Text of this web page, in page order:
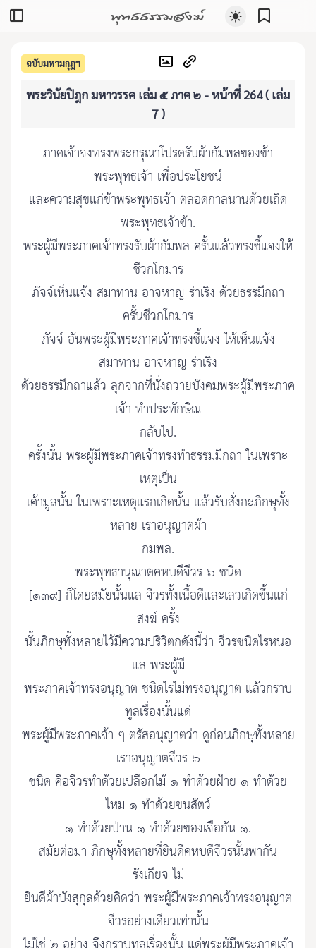
พุทธธรรมสงฆ์
ฉบับมหามกุฏฯ
พระวินัยปิฎก มหาวรรค เล่ม ๕ ภาค ๒ - หน้าที่ 264 ( เล่ม
7 )
ภาคเจ้าจงทรงพระกรุณาโปรดรับผ้ากัมพลของข้า
พระพุทธเจ้า เพื่อประโยชน์
และความสุขแก่ข้าพระพุทธเจ้า ตลอดกาลนานด้วยเถิด
พระพุทธเจ้าข้า.
พระผู้มีพระภาคเจ้าทรงรับผ้ากัมพล ครั้นแล้วทรงชี้แจงให้
ชีวกโกมาร
ภัจจ์เห็นแจ้ง สมาทาน อาจหาญ ร่าเริง ด้วยธรรมีกถา
ครั้นชีวกโกมาร
ภัจจ์ อันพระผู้มีพระภาคเจ้าทรงชี้แจง ให้เห็นแจ้ง
สมาทาน อาจหาญ ร่าเริง
ด้วยธรรมีกถาแล้ว ลุกจากที่นั่งถวายบังคมพระผู้มีพระภาค
เจ้า ทำประทักษิณ
กลับไป.
ครั้งนั้น พระผู้มีพระภาคเจ้าทรงทำธรรมมีกถา ในเพราะ
เหตุเป็น
เค้ามูลนั้น ในเพราะเหตุแรกเกิดนั้น แล้วรับสั่งกะภิกษุทั้ง
หลาย เราอนุญาตผ้า
กมพล.
พระพุทธานุณาตคหบดีจีวร ๖ ชนิด
[๑๓๙] ก็โดยสมัยนั้นแล จีวรทั้งเนื้อดีและเลวเกิดขึ้นแก่
สงฆ์ ครั้ง
นั้นภิกษุทั้งหลายไว้มีความปริวิตกดังนี้ว่า จีวรชนิดไรหนอ
แล พระผู้มี
พระภาคเจ้าทรงอนุญาต ชนิดไรไม่ทรงอนุญาต แล้วกราบ
ทูลเรื่องนั้นแด่
พระผู้มีพระภาคเจ้า ๆ ตรัสอนุญาตว่า ดูก่อนภิกษุทั้งหลาย
เราอนุญาตจีวร ๖
ชนิด คือจีวรทำด้วยเปลือกไม้ ๑ ทำด้วยฝ้าย ๑ ทำด้วย
ไหม ๑ ทำด้วยขนสัตว์
๑ ทำด้วยป่าน ๑ ทำด้วยของเจือกัน ๑.
สมัยต่อมา ภิกษุทั้งหลายที่ยินดีคหบดีจีวรนั้นพากัน
รังเกียจ ไม่
ยินดีผ้าบังสุกุลด้วยคิดว่า พระผู้มีพระภาคเจ้าทรงอนุญาต
จีวรอย่างเดียวเท่านั้น